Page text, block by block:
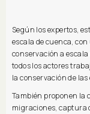
Según los expertos,
escala de cuenca,
conservación a
todos los actores
la conservación de las
También proponen la
migraciones, captura